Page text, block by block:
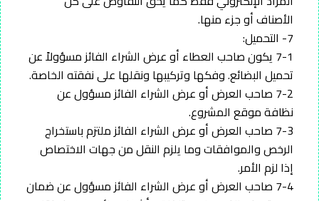
الأصناف أو جزء منها.
7- التحميل:
7-1 يكون صاحب العطاء أو عرض الشراء الفائز مسؤولاً عن
تحميل البضائع. وفكها وتركيبها ونقلها على نفقته الخاصة.
7-2 صاحب العرض أو عرض الشراء الفائز مسؤول عن
نظافة موقع المشروع.
7-3 صاحب العرض أو عرض الشراء الفائز ملتزم باستخراج
الرخص والموافقات وما يلزم النقل من جهات الاختصاص
إذا لزم الأمر.
7-4 صاحب العرض أو عرض الشراء الفائز مسؤول عن ضمان